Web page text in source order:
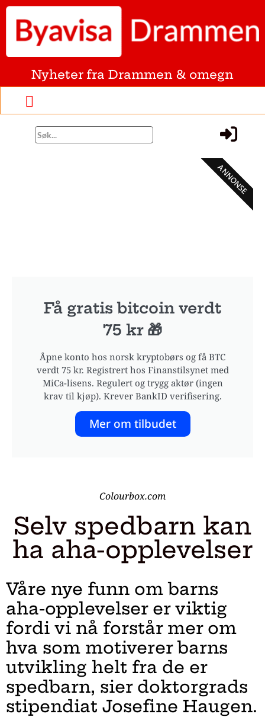
Nyheter fra Drammen & omegn
Få gratis bitcoin verdt
75 kr 🎁
Åpne konto hos norsk kryptobørs og få BTC
verdt 75 kr. Registrert hos Finanstilsynet med
MiCa-lisens. Regulert og trygg aktør (ingen
krav til kjøp). Krever BankID verifisering.
Mer om tilbudet
ANNONSE
Colourbox.com
Selv spedbarn kan
ha aha-opplevelser
Våre nye funn om barns
aha-opplevelser er viktig
fordi vi nå forstår mer om
hva som motiverer barns
utvikling helt fra de er
spedbarn, sier doktorgrads
stipendiat Josefine Haugen.